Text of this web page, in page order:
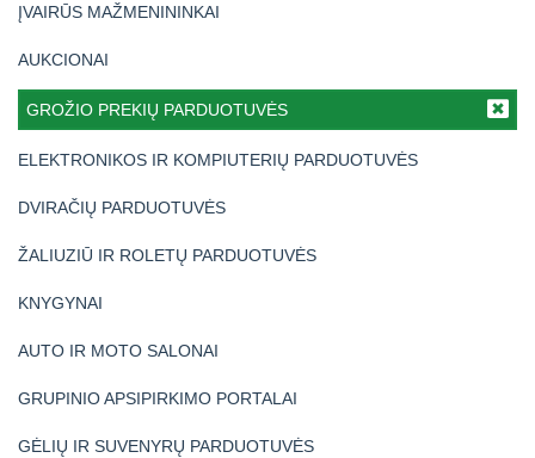
ĮVAIRŪS MAŽMENININKAI
AUKCIONAI
GROŽIO PREKIŲ PARDUOTUVĖS
ELEKTRONIKOS IR KOMPIUTERIŲ PARDUOTUVĖS
DVIRAČIŲ PARDUOTUVĖS
ŽALIUZIŪ IR ROLETŲ PARDUOTUVĖS
KNYGYNAI
AUTO IR MOTO SALONAI
GRUPINIO APSIPIRKIMO PORTALAI
GĖLIŲ IR SUVENYRŲ PARDUOTUVĖS